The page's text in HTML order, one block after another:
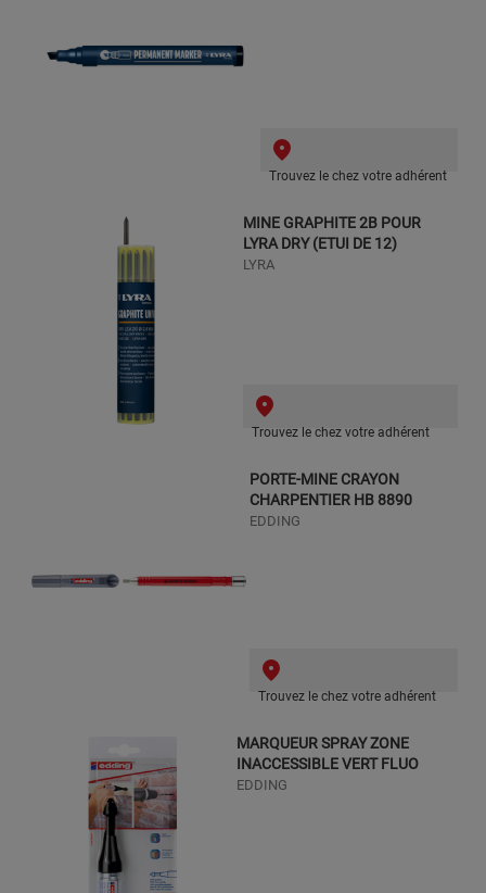
Trouvez le chez votre adhérent
MINE GRAPHITE 2B POUR
LYRA DRY (ETUI DE 12)
LYRA
Trouvez le chez votre adhérent
PORTE-MINE CRAYON
CHARPENTIER HB 8890
EDDING
Trouvez le chez votre adhérent
MARQUEUR SPRAY ZONE
INACCESSIBLE VERT FLUO
EDDING